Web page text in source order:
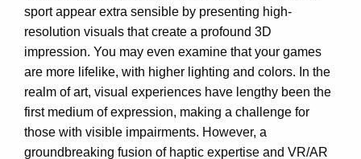
sport appear extra sensible by presenting high-
resolution visuals that create a profound 3D
impression. You may even examine that your games
are more lifelike, with higher lighting and colors. In the
realm of art, visual experiences have lengthy been the
first medium of expression, making a challenge for
those with visible impairments. However, a
groundbreaking fusion of haptic expertise and VR/AR